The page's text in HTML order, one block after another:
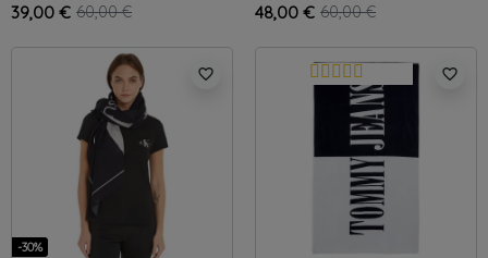
39,00 € 60,00 € 48,00 € 60,00 €
favorite_border
-30%
favorite_border